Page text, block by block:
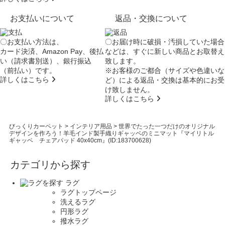
お支払いについて
〇お支払い方法は、
カード決済、Amazon Pay、後払
い（請求書別送）、銀行振込
（前払い）です。
詳しくはこちら
返品・交換について
〇お届け時に破損・汚損していた場合
などは、すぐに新しい商品とお取替え
致します。
※お客様のご都合（サイズや色違いな
ど）による返品・交換は基本的にお受
け致しません。
詳しくはこちら
びっくりカーペット > インテリア用品 > 世界でたった一つだけのオリジナル
デザインを作ろう！羊毛インド製手織りギャッベのミニマット『マイリトル
ギャッベ チェアパッド 40x40cm』(ID:183700628)
カテゴリから探す
ラグ
ラグトップページ
洗えるラグ
円形ラグ
撥水ラグ